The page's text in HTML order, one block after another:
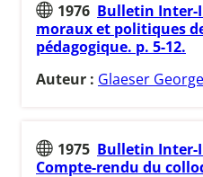
1976 Bulletin Inter-
moraux et politiques
pédagogique. p. 5-12.
Auteur : Glaeser
1975 Bulletin Inter-
Compte-rendu du